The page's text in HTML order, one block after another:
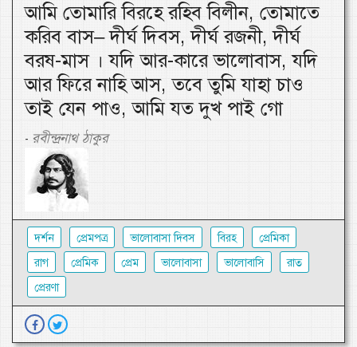
আমি তোমারি বিরহে রহিব বিলীন, তোমাতে
করিব বাস– দীর্ঘ দিবস, দীর্ঘ রজনী, দীর্ঘ
বরষ-মাস । যদি আর-কারে ভালোবাস, যদি
আর ফিরে নাহি আস, তবে তুমি যাহা চাও
তাই যেন পাও, আমি যত দুখ পাই গো
- রবীন্দ্রনাথ ঠাকুর
দর্শন প্রেমপত্র ভালোবাসা দিবস বিরহ
প্রেমিকা
রাগ
প্রেমিক প্রেম ভালোবাসা ভালোবাসি
রাত
প্রেরণা